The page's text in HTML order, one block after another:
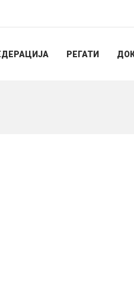
РЕГАТИ